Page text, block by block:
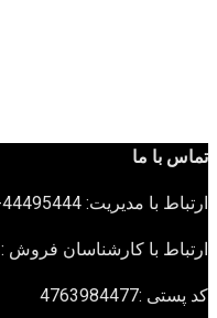
تماس با ما
ارتباط با مدیریت: 44495444-011
ارتباط با کارشناسان فروش : 09113286431
کد پستی :4763984477